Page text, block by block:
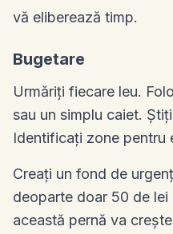
vă eliberează timp.
Bugetare
Urmăriți fiecare leu.
sau un simplu caiet.
Identificați zone pentru
Creați un fond de
deoparte doar 50 de lei
această pernă va